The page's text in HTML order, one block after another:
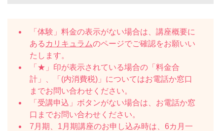
「体験」料金の表示がない場合は、講座概要に
ある カリキュラムのページでご確認をお願いい
たします。
「★」印が表示されている場合の「料金合
計」、「(内消費税)」についてはお電話か窓口
までお問い合わせください。
「受講申込」ボタンがない場合は、お電話か窓
口までお問い合わせください。
7月期、1月期講座のお申し込み時は、6カ月一